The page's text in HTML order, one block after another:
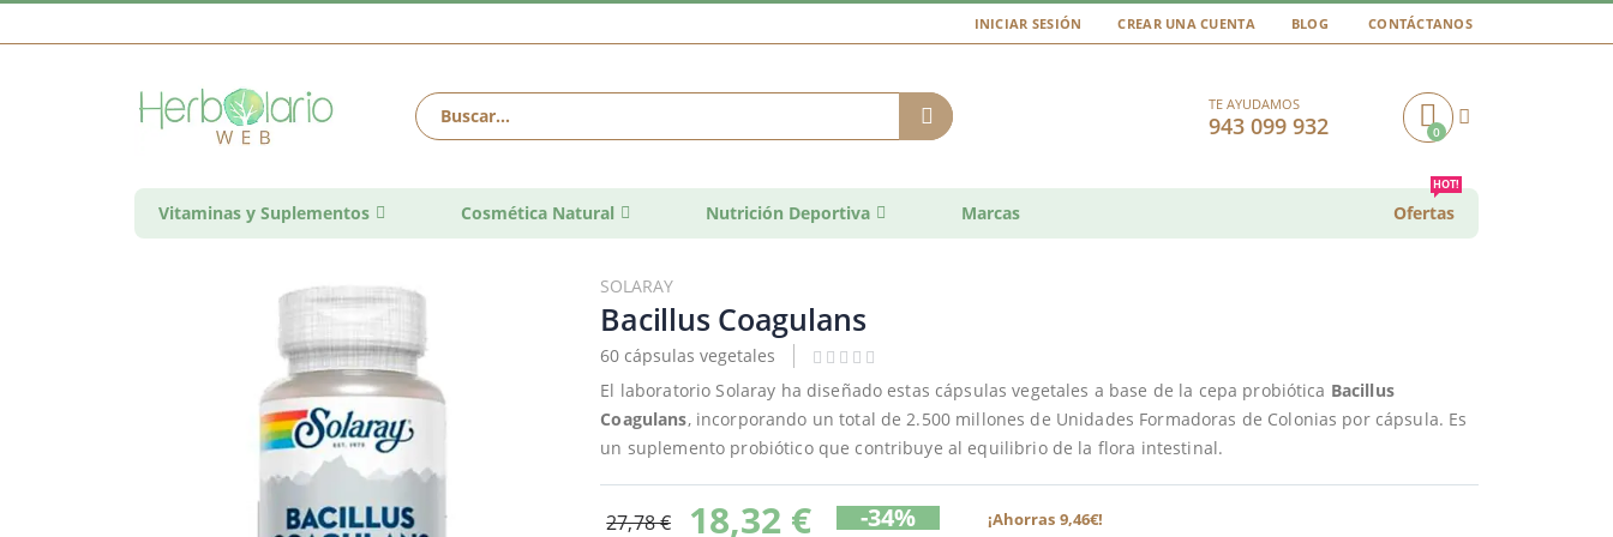
INICIAR SESIÓN CREAR UNA CUENTA BLOG CONTÁCTANOS
TE AYUDAMOS
943 099 932 Cart0
Vitaminas y Suplementos Cosmética Natural Nutrición Deportiva Marcas Ofertas
HOT!
SOLARAY
Bacillus Coagulans
60 cápsulas vegetales
El laboratorio Solaray ha diseñado estas cápsulas vegetales a base de la cepa probiótica Bacillus
Coagulans, incorporando un total de 2.500 millones de Unidades Formadoras de Colonias por cápsula. Es
un suplemento probiótico que contribuye al equilibrio de la flora intestinal.
27,78 € 18,32 € -34% ¡Ahorras 9,46€!